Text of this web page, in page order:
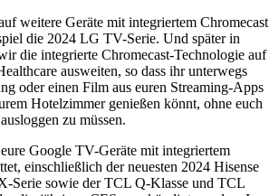
weitere Geräte mit integriertem Chromecast
die 2024 LG TV-Serie. Und später in
die integrierte Chromecast-Technologie auf
ausweiten, so dass ihr unterwegs
oder einen Film aus euren Streaming-Apps
Hotelzimmer genießen könnt, ohne euch
zu müssen.
Google TV-Geräte mit integriertem
einschließlich der neuesten 2024 Hisense
Serie sowie der TCL Q-Klasse und TCL